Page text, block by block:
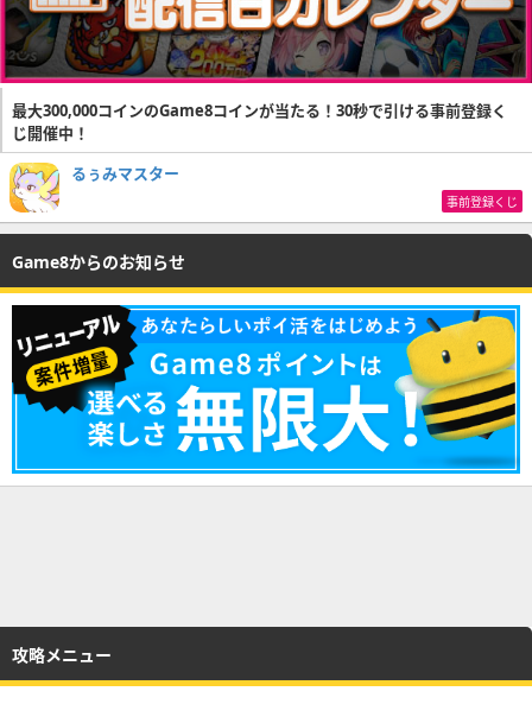
最大300,000コインのGame8コインが当たる！30秒で引ける事前登録く
じ開催中！
るぅみマスター
事前登録くじ
Game8からのお知らせ
攻略メニュー